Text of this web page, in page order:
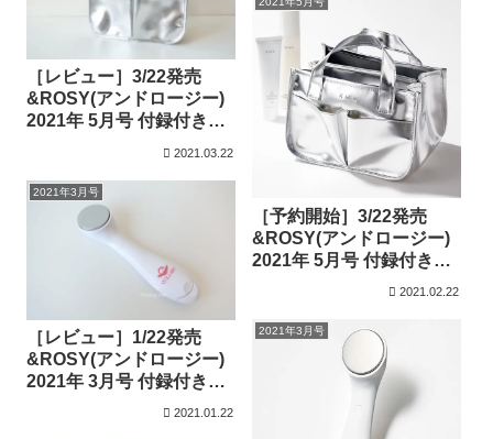
［レビュー］3/22発売
&ROSY(アンドロージー)
2021年 5月号 付録付き雑
2021.03.22
［予約開始］3/22発売
&ROSY(アンドロージー)
2021年 5月号 付録付き雑
2021.02.22
2021年3月号
［レビュー］1/22発売
&ROSY(アンドロージー)
2021年 3月号 付録付き雑
2021.01.22
2021年3月号